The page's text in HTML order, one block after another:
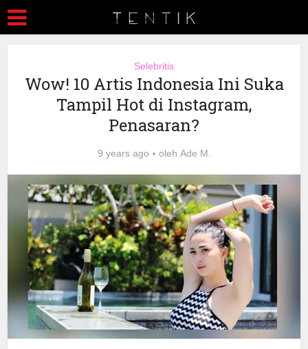
Selebritis
Wow! 10 Artis Indonesia Ini Suka
Tampil Hot di Instagram,
Penasaran?
9 years ago oleh Ade M.